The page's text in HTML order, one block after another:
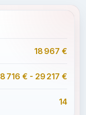
18 967 €
8 716 € - 29 217 €
14